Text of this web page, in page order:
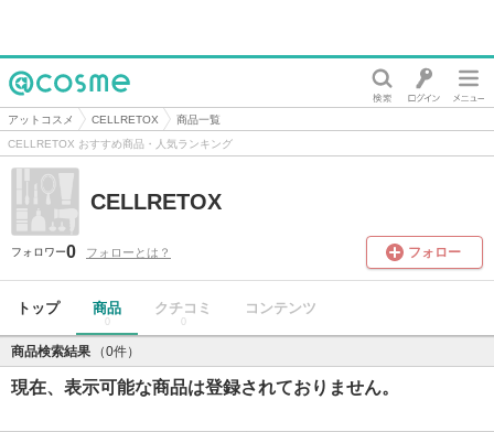
@cosme
アットコスメ CELLRETOX
商品一覧
CELLRETOX おすすめ商品・人気ランキング
CELLRETOX
フォロワー0 フォローとは？ フォロー
トップ 商品
0
クチコミ
0
コンテンツ
商品検索結果 （0件）
現在、表示可能な商品は登録されておりません。